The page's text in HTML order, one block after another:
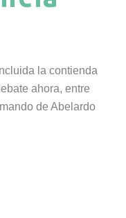
la contienda
ahora, entre
de Abelardo